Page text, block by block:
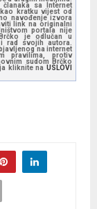
sa Internet
kratku vijest od
navođenje izvora
link na originalni
portala nije
je odlučan u
rad svojih autora.
na internet
pravilima, protiv
sudom Brčko
kliknite na USLOVI